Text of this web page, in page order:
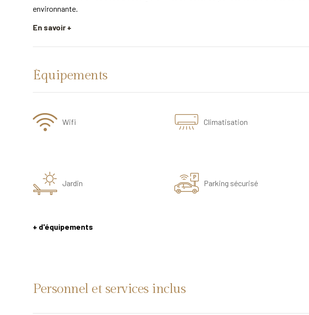
environnante.
En savoir +
Équipements
Wifi Climatisation
Jardin Parking sécurisé
+ d'équipements
Personnel et services inclus